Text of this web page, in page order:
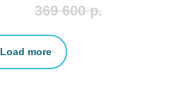
369 600 р.
Load more